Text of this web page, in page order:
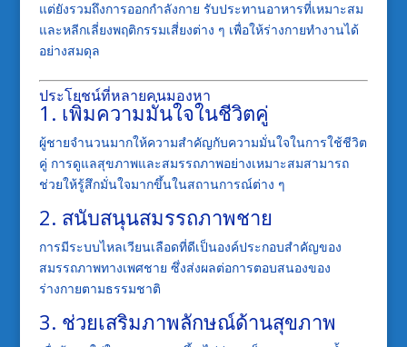
แต่ยังรวมถึงการออกกำลังกาย รับประทานอาหารที่เหมาะสม
และหลีกเลี่ยงพฤติกรรมเสี่ยงต่าง ๆ เพื่อให้ร่างกายทำงานได้
อย่างสมดุล
ประโยชน์ที่หลายคนมองหา
1. เพิ่มความมั่นใจในชีวิตคู่
ผู้ชายจำนวนมากให้ความสำคัญกับความมั่นใจในการใช้ชีวิต
คู่ การดูแลสุขภาพและสมรรถภาพอย่างเหมาะสมสามารถ
ช่วยให้รู้สึกมั่นใจมากขึ้นในสถานการณ์ต่าง ๆ
2. สนับสนุนสมรรถภาพชาย
การมีระบบไหลเวียนเลือดที่ดีเป็นองค์ประกอบสำคัญของ
สมรรถภาพทางเพศชาย ซึ่งส่งผลต่อการตอบสนองของ
ร่างกายตามธรรมชาติ
3. ช่วยเสริมภาพลักษณ์ด้านสุขภาพ